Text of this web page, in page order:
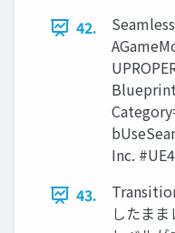
42.
Inc.
43.
したま